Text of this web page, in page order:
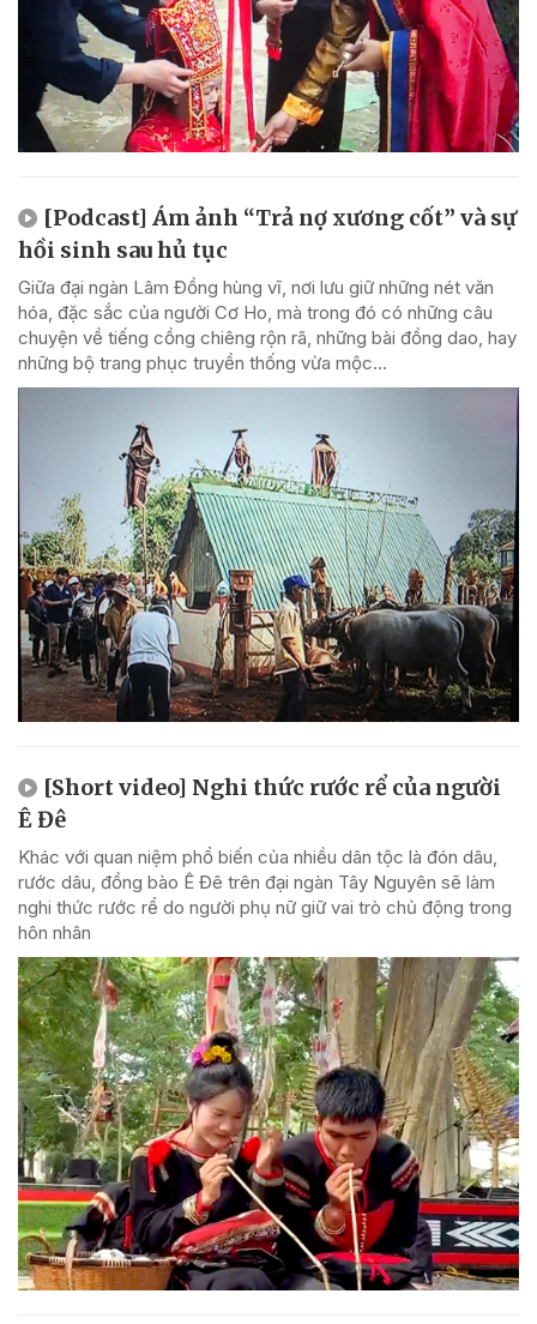
[Podcast] Ám ảnh “Trả nợ xương cốt” và sự
hồi sinh sau hủ tục
Giữa đại ngàn Lâm Đồng hùng vĩ, nơi lưu giữ những nét văn
hóa, đặc sắc của người Cơ Ho, mà trong đó có những câu
chuyện về tiếng cồng chiêng rộn rã, những bài đồng dao, hay
những bộ trang phục truyền thống vừa mộc...
[Short video] Nghi thức rước rể của người
Ê Đê
Khác với quan niệm phổ biến của nhiều dân tộc là đón dâu,
rước dâu, đồng bào Ê Đê trên đại ngàn Tây Nguyên sẽ làm
nghi thức rước rể do người phụ nữ giữ vai trò chủ động trong
hôn nhân